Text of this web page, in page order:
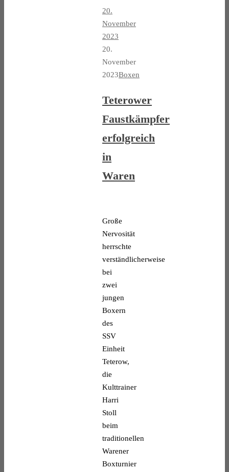
20.
November
2023
20.
November
2023Boxen
Teterower
Faustkämpfer
erfolgreich
in
Waren
Große
Nervosität
herrschte
verständlicherweise
bei
zwei
jungen
Boxern
des
SSV
Einheit
Teterow,
die
Kulttrainer
Harri
Stoll
beim
traditionellen
Warener
Boxturnier